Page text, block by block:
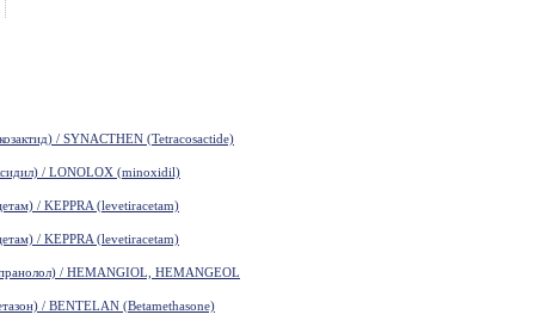
/ SYNACTHEN (Tetracosactide)
/ LONOLOX (minoxidil)
/ KEPPRA (levetiracetam)
/ KEPPRA (levetiracetam)
/ HEMANGIOL, HEMANGEOL
/ BENTELAN (Betamethasone)